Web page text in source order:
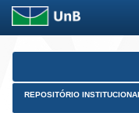
Skip
REPOSITÓRIO